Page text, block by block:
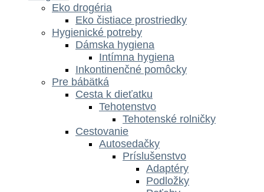
Eko drogéria
Eko čistiace prostriedky
Hygienické potreby
Dámska hygiena
Intímna hygiena
Inkontinenčné pomôcky
Pre bábätká
Cesta k dieťatku
Tehotenstvo
Tehotenské rolničky
Cestovanie
Autosedačky
Príslušenstvo
Adaptéry
Podložky